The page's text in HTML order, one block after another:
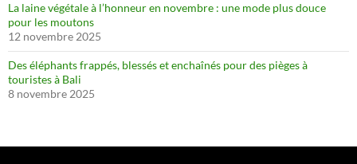
La laine végétale à l’honneur en novembre : une mode plus douce
pour les moutons
12 novembre 2025
Des éléphants frappés, blessés et enchaînés pour des pièges à
touristes à Bali
8 novembre 2025